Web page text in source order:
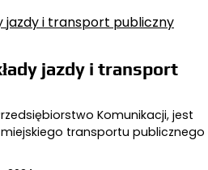
jazdy i transport
Komunikacji, jest
transportu publicznego